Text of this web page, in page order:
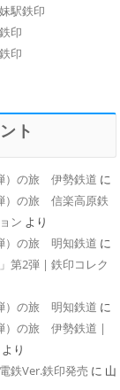
駅鉄印
印
印
ト
）の旅 伊勢鉄道 に
）の旅 信楽高原鉄
ン より
）の旅 明知鉄道 に
第2弾 | 鉄印コレク
）の旅 明知鉄道 に
）の旅 伊勢鉄道 |
より
鉄Ver.鉄印発売 に 山